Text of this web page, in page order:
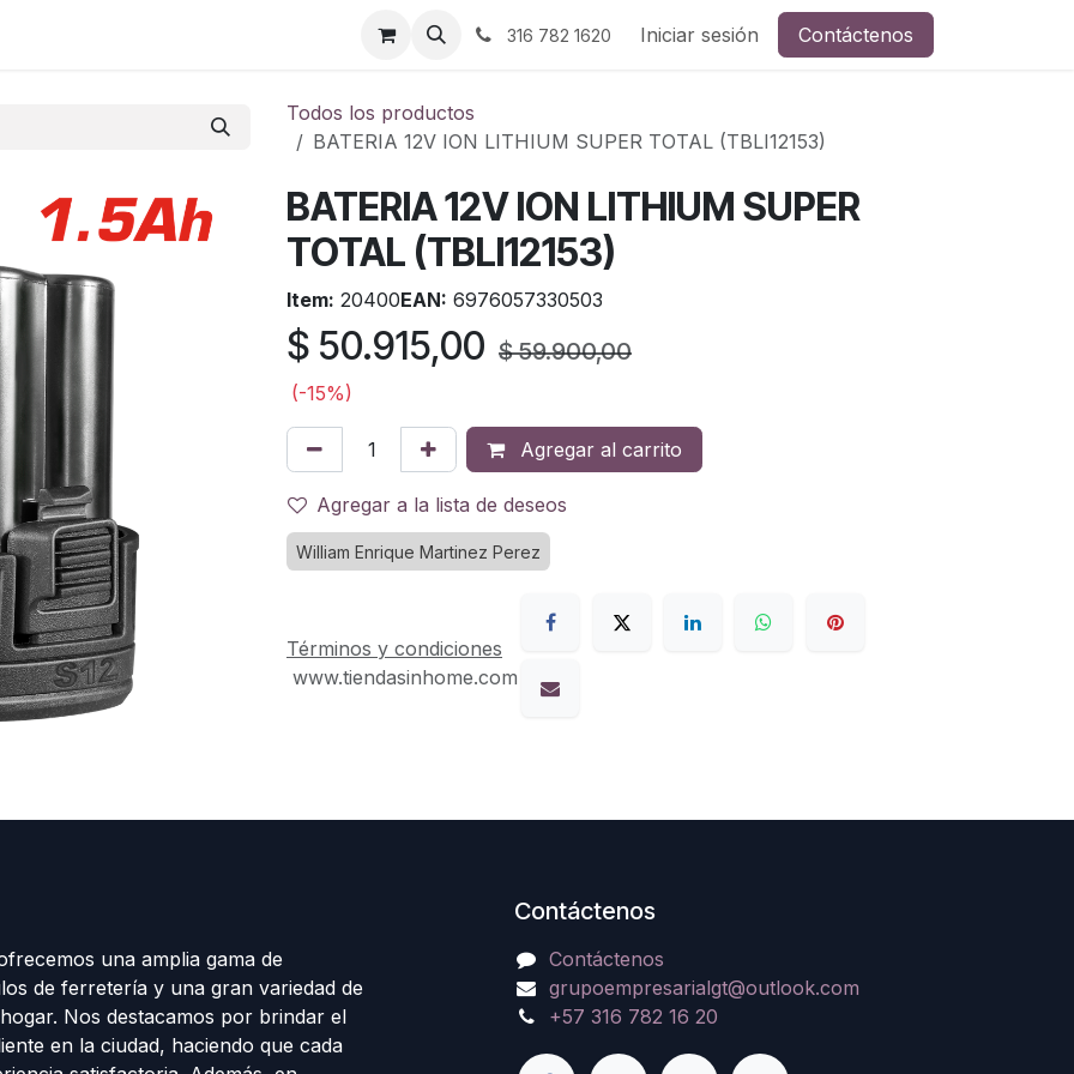
316 782 1620 Iniciar sesión Contáctenos
Todos los productos
BATERIA 12V ION LITHIUM SUPER TOTAL (TBLI12153)
BATERIA 12V ION LITHIUM SUPER
TOTAL (TBLI12153)
Item: 20400EAN: 6976057330503
$ 50.915,00 $59.900,00
(-15%)
Agregar al carrito
Agregar a la lista de deseos
William Enrique Martinez Perez
Términos y condiciones
www.tiendasinhome.com
una amplia gama de
de ferretería y una gran variedad de
Nos destacamos por brindar el
en la ciudad, haciendo que cada
Contáctenos
Contáctenos
grupoempresarialgt@outlook.com
+57 316 782 16 20